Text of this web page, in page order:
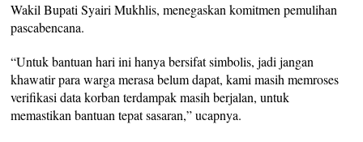
Wakil Bupati Syairi Mukhlis, menegaskan komitmen pemulihan
pascabencana.
“Untuk bantuan hari ini hanya bersifat simbolis, jadi jangan
khawatir para warga merasa belum dapat, kami masih memroses
verifikasi data korban terdampak masih berjalan, untuk
memastikan bantuan tepat sasaran,” ucapnya.